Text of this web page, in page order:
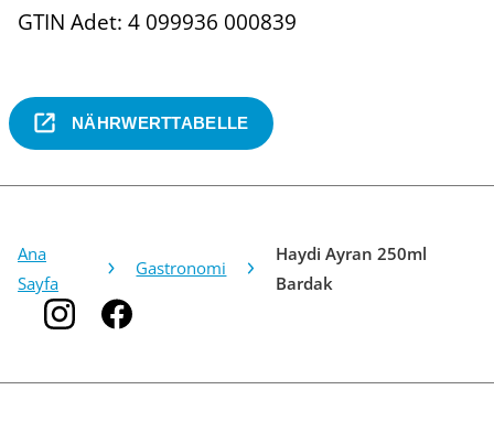
GTIN Adet: 4 099936 000839
NÄHRWERTTABELLE
Ana
Sayfa
Gastronomi
Haydi Ayran 250ml
Bardak